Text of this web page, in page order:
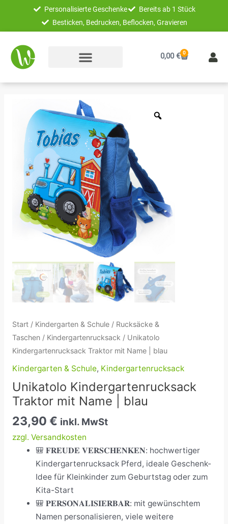
springen
Personalisierte Geschenke
Bereits ab 1 Stück
Besticken, Bedrucken, Beflocken, Gravieren
0,00€ 0
Warenkorb
Start/ Kindergarten & Schule/ Rucksäcke &
Taschen/ Kindergartenrucksack / Unikatolo
Kindergartenrucksack Traktor mit Name | blau
Kindergarten & Schule, Kindergartenrucksack
Unikatolo Kindergartenrucksack
Traktor mit Name | blau
23,90 € inkl. MwSt
zzgl. Versandkosten
🎒 𝐅𝐑𝐄𝐔𝐃𝐄 𝐕𝐄𝐑𝐒𝐂𝐇𝐄𝐍𝐊𝐄𝐍: hochwertiger
Kindergartenrucksack Pferd, ideale Geschenk-
Idee für Kleinkinder zum Geburtstag oder zum
Kita-Start
🎒 𝐏𝐄𝐑𝐒𝐎𝐍𝐀𝐋𝐈𝐒𝐈𝐄𝐑𝐁𝐀𝐑: mit gewünschtem
Namen personalisieren, viele weitere
Kindergartenrucksack
Traktor
Name
Menge